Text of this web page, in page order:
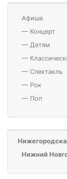
Афиша
— Концерт
— Детям
—
— Спектакль
— Рок
— Поп
Нижний